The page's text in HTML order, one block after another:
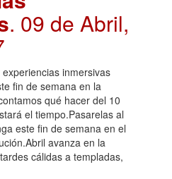
. 09 de Abril,
inmersivas
fin de semana en la
qué hacer del 10
el tiempo.Pasarelas al
este fin de semana en el
avanza en la
cálidas a templadas,